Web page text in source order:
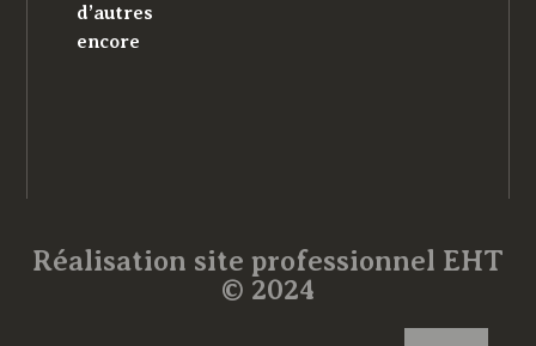
d’autres
encore
Réalisation site professionnel EHT
© 2024